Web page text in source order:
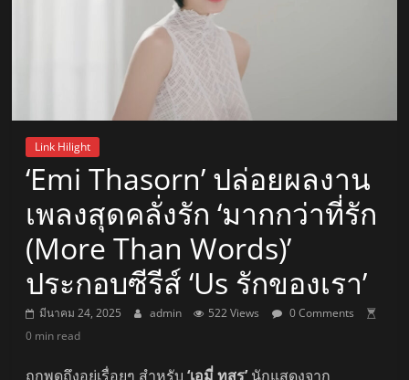
Link Hilight
‘Emi Thasorn’ ปล่อยผลงาน
เพลงสุดคลั่งรัก ‘มากกว่าที่รัก
(More Than Words)’
ประกอบซีรีส์ ‘Us รักของเรา’
มีนาคม 24, 2025 admin 522 Views
0 Comments
0 min read
ถูกพูดถึงอยู่เรื่อยๆ สำหรับ‘เอมี่ ทสร’นักแสดงจาก